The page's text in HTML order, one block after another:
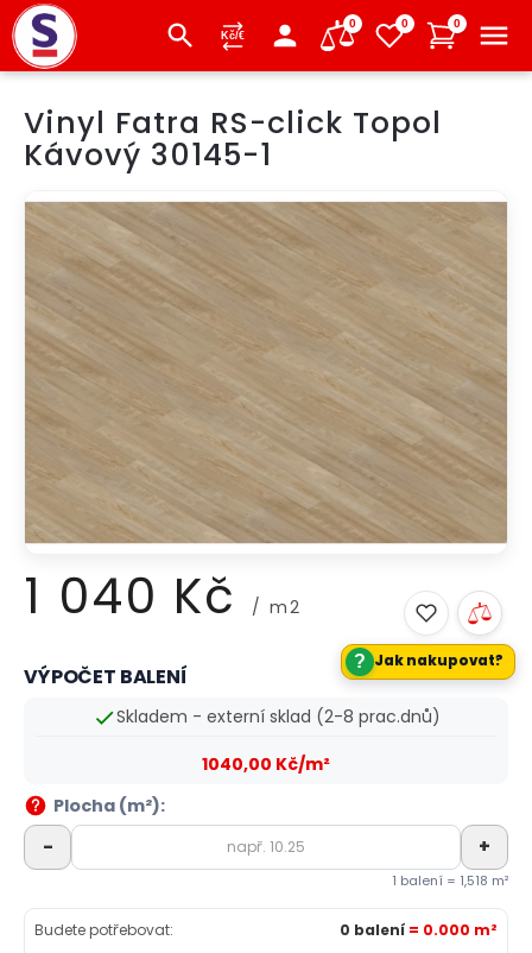
0 0 0
obsahVinyl Fatra RS-click Topol
Kávový 30145-1
1 040 Kč / m2
Měrná
VÝPOČET BALENÍ
Skladem - externí sklad (2-8 prac.dnů)
1040,00 Kč/m²
Plocha (m²):
- +
1 balení = 1,518 m²
Budete potřebovat: 0 balení = 0.000 m²
? Jak nakupovat?